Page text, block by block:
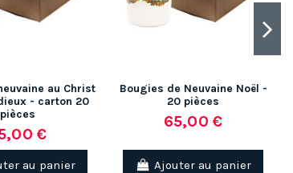
au Christ
- carton 20
pièces
€
au panier
Bougies de Neuvaine Noël -
20 pièces
65,00 €
Ajouter au panier